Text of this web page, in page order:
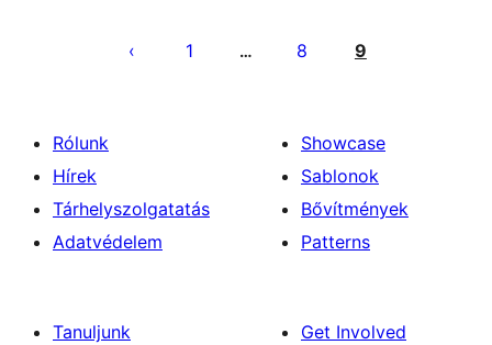
lapozása
1 … 8 9
Rólunk
Hírek
Tárhelyszolgatatás
Adatvédelem
Showcase
Sablonok
Bővítmények
Patterns
Tanuljunk
Get Involved